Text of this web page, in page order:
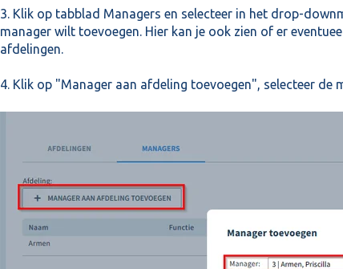
3. Klik op tabblad Managers en selecteer in het drop-
manager wilt toevoegen. Hier kan je ook zien of er
afdelingen.
4. Klik op "Manager aan afdeling toevoegen", selecteer de